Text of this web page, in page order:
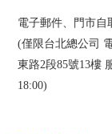
電子郵件、門市自
(僅限台北總公司
東路2段85號13樓
18:00)